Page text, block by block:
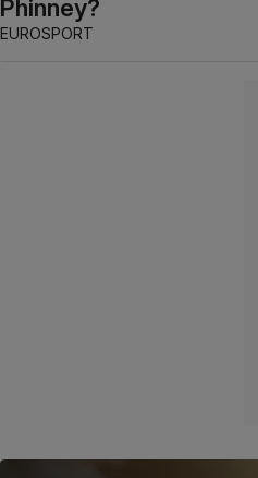
Phinney?
EUROSPORT